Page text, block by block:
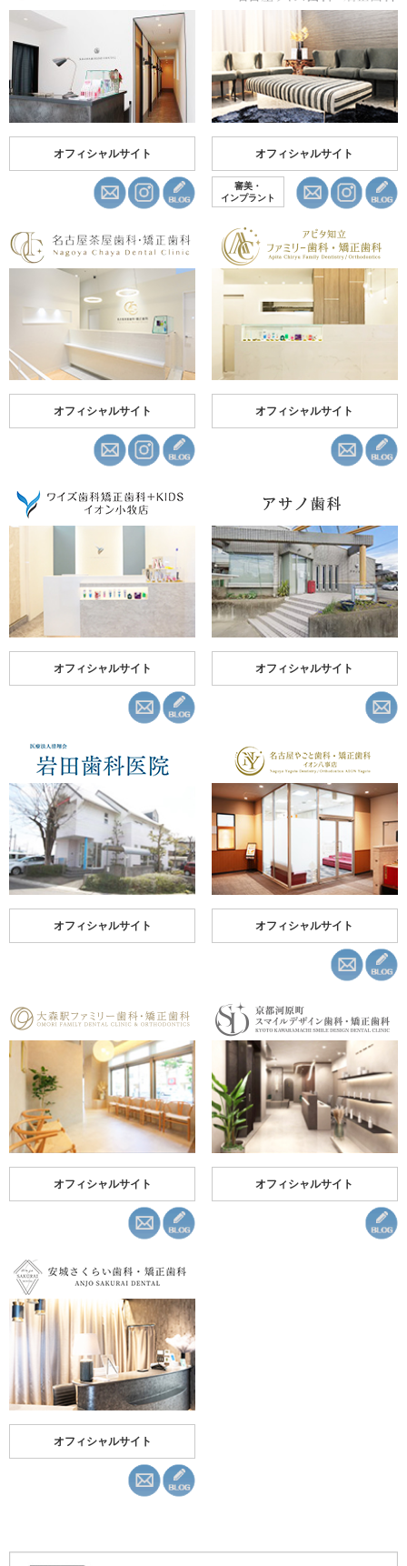
オフィシャルサイト オフィシャルサイト
審美・
インプラント
オフィシャルサイト オフィシャルサイト
オフィシャルサイト オフィシャルサイト
オフィシャルサイト オフィシャルサイト
オフィシャルサイト オフィシャルサイト
オフィシャルサイト